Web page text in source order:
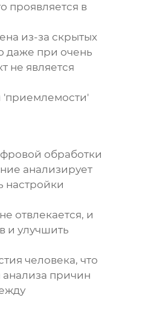
проявляется в
из-за скрытых
даже при очень
не является
'приемлемости'
обработки
анализирует
настройки
отвлекается, и
и улучшить
человека, что
причин